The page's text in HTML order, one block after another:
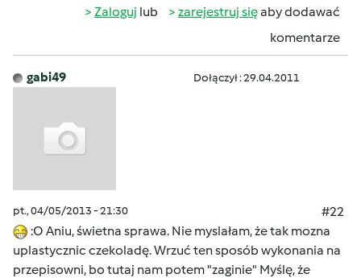
Zaloguj lub zarejestruj sięaby dodawać
komentarze
gabi49 Dołączył : 29.04.2011
pt., 04/05/2013 - 21:30
#22
:O Aniu, świetna sprawa. Nie myslałam, że tak mozna
uplastycznic czekoladę. Wrzuć ten sposób wykonania na
przepisowni, bo tutaj nam potem "zaginie" Myślę, że